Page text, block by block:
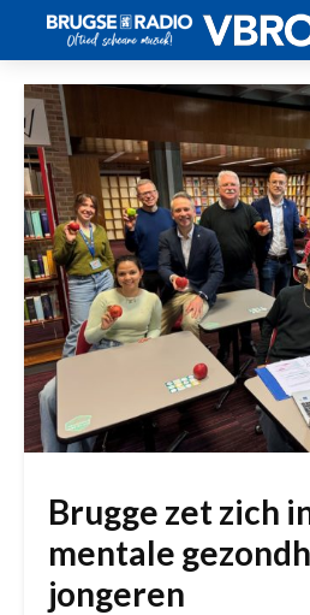
Brugge zet zich
mentale
jongeren